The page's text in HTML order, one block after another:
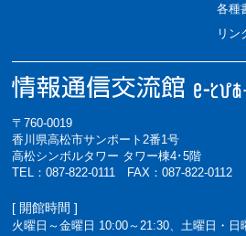
各種
リン
〒760-0019
香川県高松市サンポート2番1号
高松シンボルタワー タワー棟4･5階
TEL：087-822-0111 FAX：087-822-0112
[ 開館時間 ]
火曜日～金曜日 10:00～21:30、土曜日・日